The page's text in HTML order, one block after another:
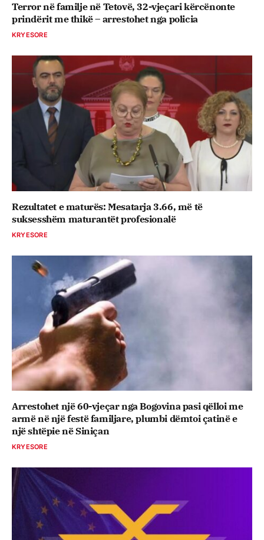
Terror në familje në Tetovë, 32-vjeçari kërcënonte
prindërit me thikë – arrestohet nga policia
KRYESORE
Rezultatet e maturës: Mesatarja 3.66, më të
suksesshëm maturantët profesionalë
KRYESORE
Arrestohet një 60-vjeçar nga Bogovina pasi qëlloi me
armë në një festë familjare, plumbi dëmtoi çatinë e
një shtëpie në Siniçan
KRYESORE